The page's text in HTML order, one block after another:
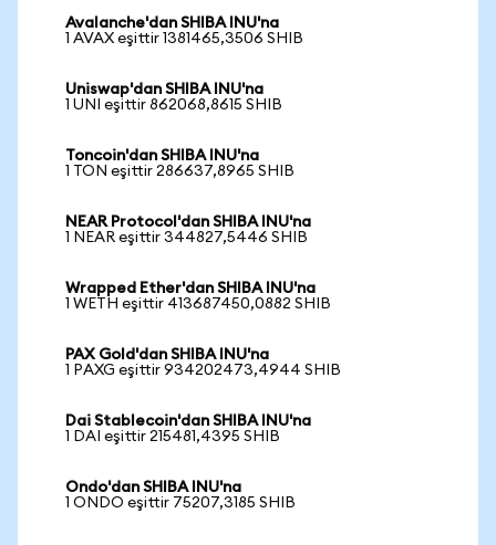
Avalanche'dan SHIBA INU'na
1 AVAX eşittir 1381465,3506 SHIB
Uniswap'dan SHIBA INU'na
1 UNI eşittir 862068,8615 SHIB
Toncoin'dan SHIBA INU'na
1 TON eşittir 286637,8965 SHIB
NEAR Protocol'dan SHIBA INU'na
1 NEAR eşittir 344827,5446 SHIB
Wrapped Ether'dan SHIBA INU'na
1 WETH eşittir 413687450,0882 SHIB
PAX Gold'dan SHIBA INU'na
1 PAXG eşittir 934202473,4944 SHIB
Dai Stablecoin'dan SHIBA INU'na
1 DAI eşittir 215481,4395 SHIB
Ondo'dan SHIBA INU'na
1 ONDO eşittir 75207,3185 SHIB